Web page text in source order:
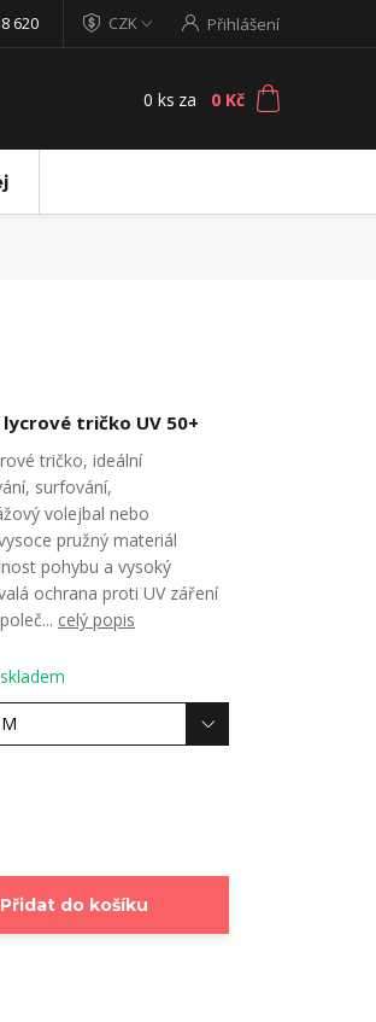
CZK Přihlášení
620
0 ks za 0 Kč
tričko UV 50+
tričko, ideální
surfování,
volejbal nebo
pružný materiál
pohybu a vysoký
ochrana proti UV záření
celý popis
skladem
Přidat do košíku